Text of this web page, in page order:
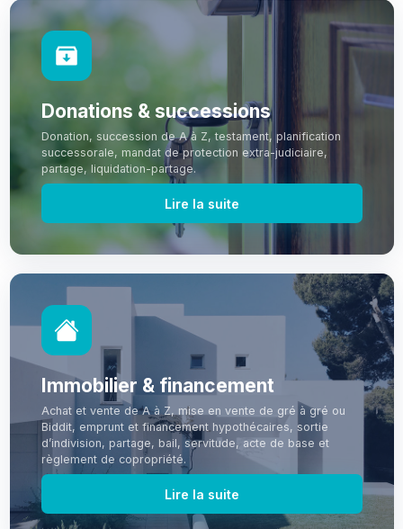
Donations & successions
Donation, succession de A à Z, testament, planification
successorale, mandat de protection extra-judiciaire,
partage, liquidation-partage.
Lire la suite
Immobilier & financement
Achat et vente de A à Z, mise en vente de gré à gré ou
Biddit, emprunt et financement hypothécaires, sortie
d’indivision, partage, bail, servitude, acte de base et
règlement de copropriété.
Lire la suite